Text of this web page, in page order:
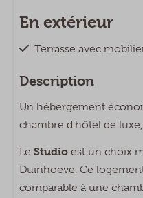
En extérieur
Terrasse avec
Coin salon
Télévision
Coin repas
Cuisine
Description
Un hébergement
chambre d’hôtel de
Le Studio est un choix
Duinhoeve. Ce
comparable à une